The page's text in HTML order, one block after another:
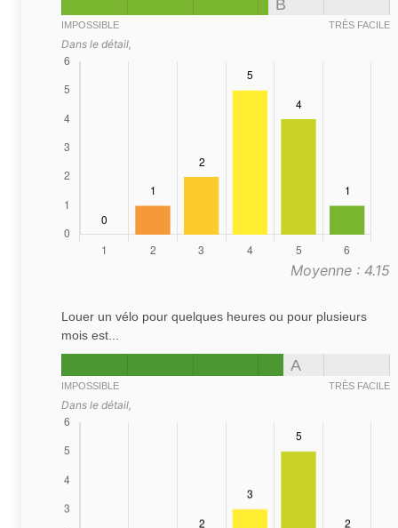
B
IMPOSSIBLE TRÈS FACILE
Dans le détail,
Moyenne : 4.15
Louer un vélo pour quelques heures ou pour plusieurs
mois est...
A
IMPOSSIBLE TRÈS FACILE
Dans le détail,